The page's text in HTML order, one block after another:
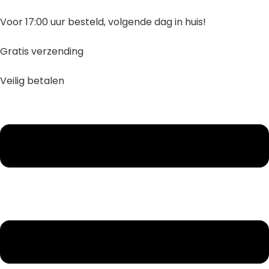
naar
Voor 17:00 uur besteld, volgende dag in huis!
Gratis verzending
Veilig betalen